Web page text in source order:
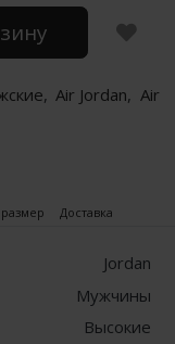
, Air Jordan, Air
Доставка
Jordan
Мужчины
Высокие